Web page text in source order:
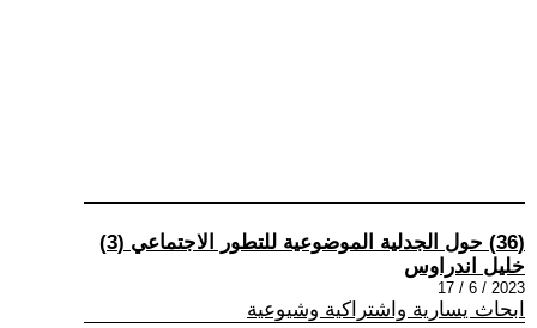
(36) حول الجدلية الموضوعية للتطور الاجتماعي (3)
خليل اندراوس
2023 / 6 / 17
ابحاث يسارية واشتراكية وشيوعية